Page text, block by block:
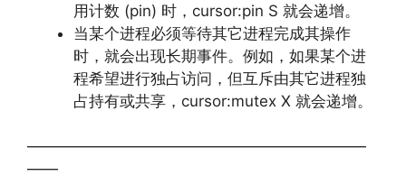
用计数 (pin) 时，cursor:pin S 就会递增。
当某个进程必须等待其它进程完成其操作
时，就会出现长期事件。例如，如果某个进
程希望进行独占访问，但互斥由其它进程独
占持有或共享，cursor:mutex X 就会递增。
——————————————————————
——